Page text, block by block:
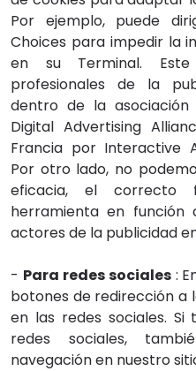
Por ejemplo, puede
Choices para impedir la
en su Terminal.
profesionales de la
dentro de la asociación
Digital Advertising
Francia por Interactive
Por otro lado, no
eficacia, el correcto
herramienta en
actores de la publicidad
- Para redes sociales:
botones de redirección a
en las redes sociales.
redes sociales,
navegación en nuestro